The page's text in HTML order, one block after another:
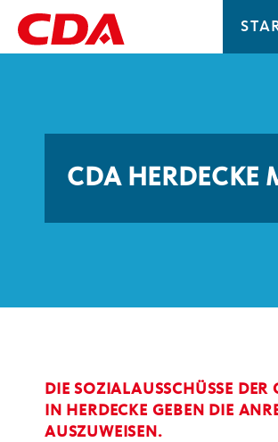
CDA HERDECKE
DIE SOZIALAUSSCHÜSSE
IN HERDECKE GEBEN DIE
AUSZUWEISEN.